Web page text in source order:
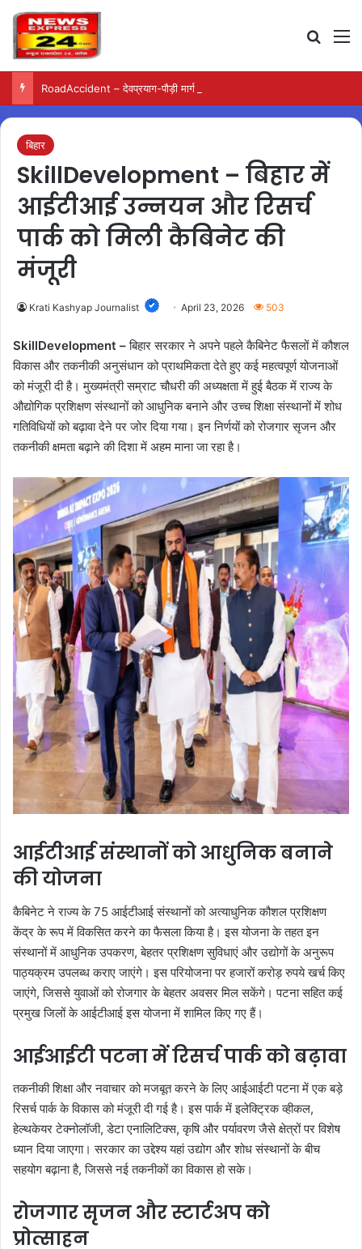
बिहार
SkillDevelopment – बिहार में
आईटीआई उन्नयन और रिसर्च
पार्क को मिली कैबिनेट की
मंजूरी
Krati Kashyap Journalist April 23, 2026 503
SkillDevelopment –बिहार सरकार ने अपने पहले कैबिनेट फैसलों में कौशल
विकास और तकनीकी अनुसंधान को प्राथमिकता देते हुए कई महत्वपूर्ण योजनाओं
को मंजूरी दी है। मुख्यमंत्री सम्राट चौधरी की अध्यक्षता में हुई बैठक में राज्य के
औद्योगिक प्रशिक्षण संस्थानों को आधुनिक बनाने और उच्च शिक्षा संस्थानों में शोध
गतिविधियों को बढ़ावा देने पर जोर दिया गया। इन निर्णयों को रोजगार सृजन और
तकनीकी क्षमता बढ़ाने की दिशा में अहम माना जा रहा है।
आईटीआई संस्थानों को आधुनिक बनाने
की योजना
कैबिनेट ने राज्य के 75 आईटीआई संस्थानों को अत्याधुनिक कौशल प्रशिक्षण
केंद्र के रूप में विकसित करने का फैसला किया है। इस योजना के तहत इन
संस्थानों में आधुनिक उपकरण, बेहतर प्रशिक्षण सुविधाएं और उद्योगों के अनुरूप
पाठ्यक्रम उपलब्ध कराए जाएंगे। इस परियोजना पर हजारों करोड़ रुपये खर्च किए
जाएंगे, जिससे युवाओं को रोजगार के बेहतर अवसर मिल सकेंगे। पटना सहित कई
प्रमुख जिलों के आईटीआई इस योजना में शामिल किए गए हैं।
आईआईटी पटना में रिसर्च पार्क को बढ़ावा
तकनीकी शिक्षा और नवाचार को मजबूत करने के लिए आईआईटी पटना में एक बड़े
रिसर्च पार्क के विकास को मंजूरी दी गई है। इस पार्क में इलेक्ट्रिक व्हीकल,
हेल्थकेयर टेक्नोलॉजी, डेटा एनालिटिक्स, कृषि और पर्यावरण जैसे क्षेत्रों पर विशेष
ध्यान दिया जाएगा। सरकार का उद्देश्य यहां उद्योग और शोध संस्थानों के बीच
सहयोग बढ़ाना है, जिससे नई तकनीकों का विकास हो सके।
रोजगार सृजन और स्टार्टअप को
प्रोत्साहन